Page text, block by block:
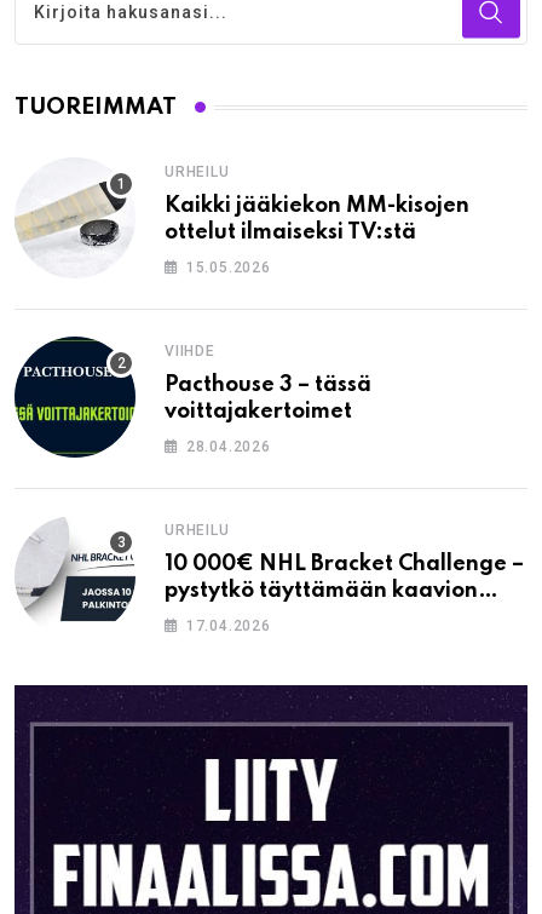
TUOREIMMAT
URHEILU
Kaikki jääkiekon MM-kisojen
ottelut ilmaiseksi TV:stä
15.05.2026
VIIHDE
Pacthouse 3 – tässä
voittajakertoimet
28.04.2026
URHEILU
10 000€ NHL Bracket Challenge –
pystytkö täyttämään kaavion
oikein?
17.04.2026